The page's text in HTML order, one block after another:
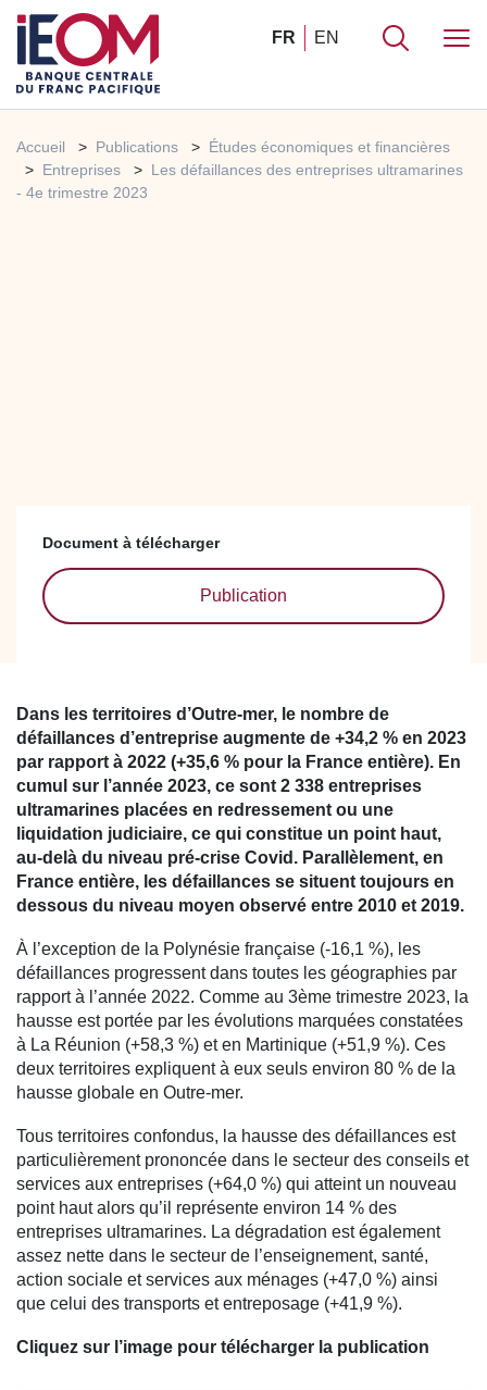
FR EN
Accueil Publications
Études économiques et financières
Entreprises
Les défaillances des entreprises ultramarines
- 4e trimestre 2023
Document à télécharger
Publication
Dans les territoires d’Outre-mer, le nombre de
défaillances d’entreprise augmente de +34,2 % en 2023
par rapport à 2022 (+35,6 % pour la France entière). En
cumul sur l’année 2023, ce sont 2 338 entreprises
ultramarines placées en redressement ou une
liquidation judiciaire, ce qui constitue un point haut,
au-delà du niveau pré-crise Covid. Parallèlement, en
France entière, les défaillances se situent toujours en
dessous du niveau moyen observé entre 2010 et 2019.
À l’exception de la Polynésie française (-16,1 %), les
défaillances progressent dans toutes les géographies par
rapport à l’année 2022. Comme au 3ème trimestre 2023, la
hausse est portée par les évolutions marquées constatées
à La Réunion (+58,3 %) et en Martinique (+51,9 %). Ces
deux territoires expliquent à eux seuls environ 80 % de la
hausse globale en Outre-mer.
Tous territoires confondus, la hausse des défaillances est
particulièrement prononcée dans le secteur des conseils et
services aux entreprises (+64,0 %) qui atteint un nouveau
point haut alors qu’il représente environ 14 % des
entreprises ultramarines. La dégradation est également
assez nette dans le secteur de l’enseignement, santé,
action sociale et services aux ménages (+47,0 %) ainsi
que celui des transports et entreposage (+41,9 %).
Cliquez sur l’image pour télécharger la publication